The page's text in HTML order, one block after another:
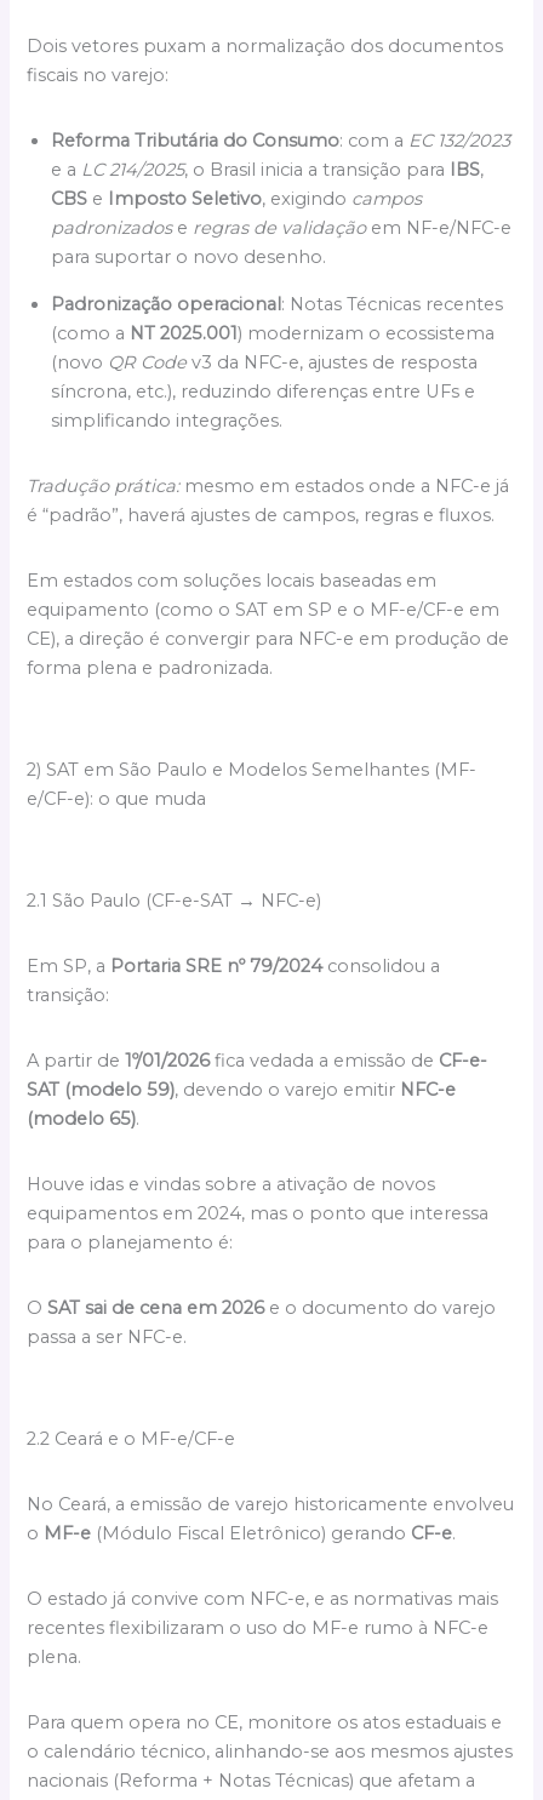
Dois vetores puxam a normalização dos documentos
fiscais no varejo:
Reforma Tributária do Consumo: com a EC 132/2023
e a LC 214/2025, o Brasil inicia a transição para IBS,
CBS e Imposto Seletivo, exigindo campos
padronizadose regras de validaçãoem NF-e/NFC-e
para suportar o novo desenho.
Padronização operacional : Notas Técnicas recentes
(como a NT 2025.001) modernizam o ecossistema
(novo QR Codev3 da NFC-e, ajustes de resposta
síncrona, etc.), reduzindo diferenças entre UFs e
simplificando integrações.
Tradução prática:mesmo em estados onde a NFC-e já
é “padrão”, haverá ajustes de campos, regras e fluxos.
Em estados com soluções locais baseadas em
equipamento (como o SAT em SP e o MF-e/CF-e em
CE), a direção é convergir para NFC-e em produção de
forma plena e padronizada.
2) SAT em São Paulo e Modelos Semelhantes (MF-
e/CF-e): o que muda
2.1 São Paulo (CF-e-SAT → NFC-e)
Em SP, a Portaria SRE nº 79/2024consolidou a
transição:
A partir de1º/01/2026fica vedada a emissão de CF-e-
SAT (modelo 59), devendo o varejo emitir NFC-e
(modelo 65).
Houve idas e vindas sobre a ativação de novos
equipamentos em 2024, mas o ponto que interessa
para o planejamento é:
O SAT sai de cena em 2026e o documento do varejo
passa a ser NFC-e.
2.2 Ceará e o MF-e/CF-e
No Ceará, a emissão de varejo historicamente envolveu
o MF-e (Módulo Fiscal Eletrônico) gerando CF-e.
O estado já convive com NFC-e, e as normativas mais
recentes flexibilizaram o uso do MF-e rumo à NFC-e
plena.
Para quem opera no CE, monitore os atos estaduais e
o calendário técnico, alinhando-se aos mesmos ajustes
nacionais (Reforma + Notas Técnicas) que afetam a